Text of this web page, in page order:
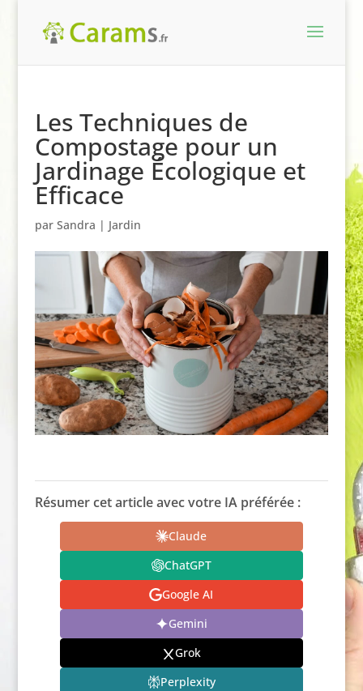
Les Techniques de
Compostage pour un
Jardinage Écologique et
Efficace
par Sandra | Jardin
Résumer cet article avec votre IA préférée :
Claude
ChatGPT
Google AI
Gemini
Grok
Perplexity